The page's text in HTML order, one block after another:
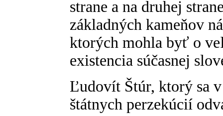
strane a na druhej
základných kameňov
ktorých mohla byť o
existencia súčasnej
Ľudovít Štúr, ktorý sa
štátnych perzekúcií